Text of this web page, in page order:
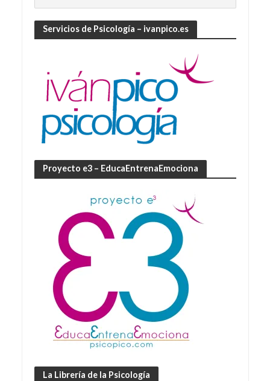
Servicios de Psicología – ivanpico.es
Proyecto e3 – EducaEntrenaEmociona
La Librería de la Psicología